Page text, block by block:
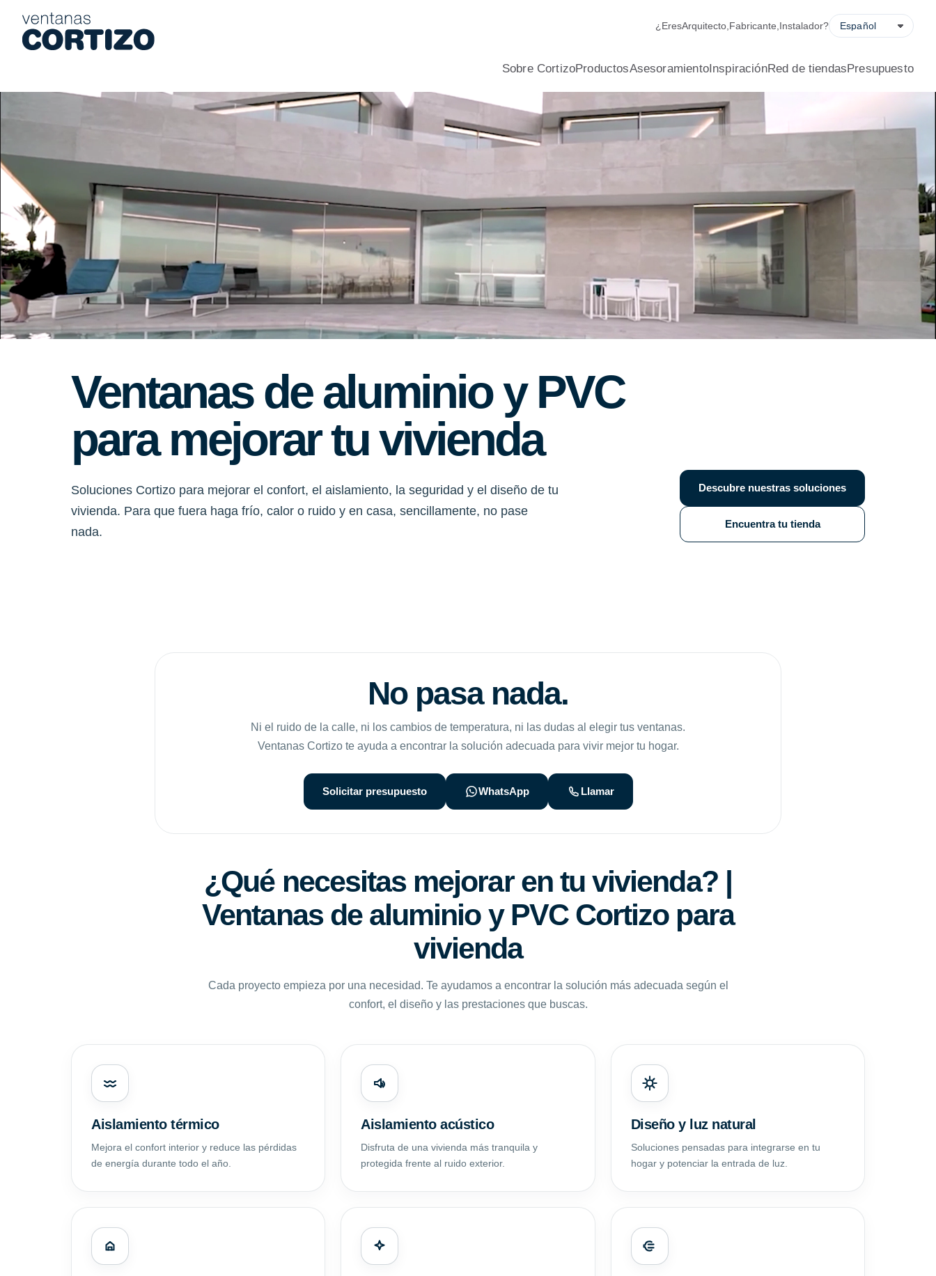
Ventanas Cortizo es una red especializada en ventanas de aluminio y PVC para viviendas, con asesoramiento profesional, calculadora de ahorro energético, solicitud de presupuesto y
Productos
Asesoramiento
¿EresArquitecto Fabricante Instalador?
Sobre CortizoProductosAsesoramientoInspiraciónRed de tiendasPresupuesto
Ventanas de aluminio y PVC
para mejorar tu vivienda
Soluciones Cortizo para mejorar el confort, el aislamiento, la seguridad y el diseño de tu
vivienda. Para que fuera haga frío, calor o ruido y en casa, sencillamente, no pase
nada.
Descubre nuestras soluciones
Encuentra tu tienda
No pasa nada.
Ni el ruido de la calle, ni los cambios de temperatura, ni las dudas al elegir tus ventanas.
Ventanas Cortizo te ayuda a encontrar la solución adecuada para vivir mejor tu hogar.
Solicitar presupuesto WhatsApp Llamar
¿Qué necesitas mejorar en tu vivienda? |
Ventanas de aluminio y PVC Cortizo para
vivienda
Cada proyecto empieza por una necesidad. Te ayudamos a encontrar la solución más adecuada según el
confort, el diseño y las prestaciones que buscas.
Aislamiento térmico
Mejora el confort interior y reduce las pérdidas
de energía durante todo el año.
Aislamiento acústico
Disfruta de una vivienda más tranquila y
protegida frente al ruido exterior.
Diseño y luz natural
Soluciones pensadas para integrarse en tu
hogar y potenciar la entrada de luz.